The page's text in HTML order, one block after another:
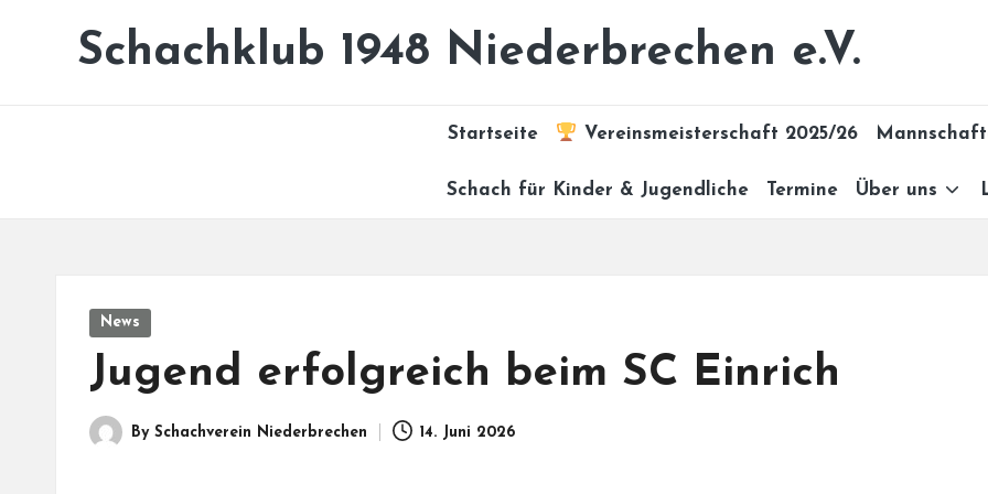
Schachklub 1948 Niederbrechen e.V.
Startseite Vereinsmeisterschaft 2025/26
Schach für Kinder & Jugendliche Termine Über uns
Posted
News
Jugend erfolgreich beim SC Einrich
Posted
By Schachverein Niederbrechen 14. Juni 2026